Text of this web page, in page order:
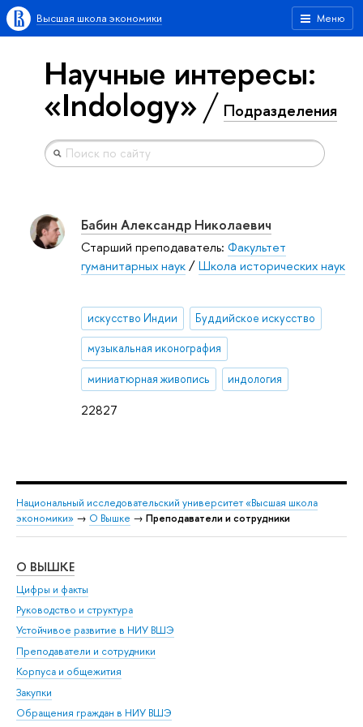
Меню
Высшая школа экономики
Научные интересы:
«Indology» Подразделения
22827
Бабин Александр Николаевич
Старший преподаватель: Факультет
гуманитарных наук/Школа исторических наук
искусство Индии Буддийское искусство
музыкальная иконография
миниатюрная живопись индология
Национальный исследовательский университет «Высшая школа
экономики» → О Вышке → Преподаватели и сотрудники
О ВЫШКЕ
Цифры и факты
Руководство и структура
Устойчивое развитие в НИУ ВШЭ
Преподаватели и сотрудники
Корпуса и общежития
Закупки
Обращения граждан в НИУ ВШЭ